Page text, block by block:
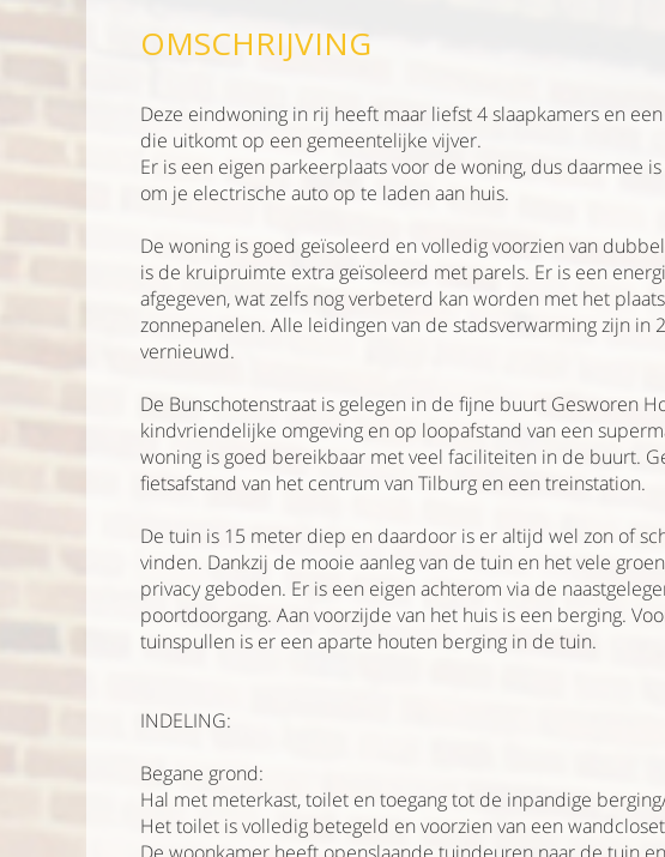
OMSCHRIJVING
Deze eindwoning in rij heeft maar liefst 4 slaapkamers en
die uitkomt op een gemeentelijke vijver.
Er is een eigen parkeerplaats voor de woning, dus daarmee
om je electrische auto op te laden aan huis.
De woning is goed geïsoleerd en volledig voorzien van
is de kruipruimte extra geïsoleerd met parels. Er is een
afgegeven, wat zelfs nog verbeterd kan worden met het
zonnepanelen. Alle leidingen van de stadsverwarming zijn in
vernieuwd.
De Bunschotenstraat is gelegen in de fijne buurt Gesworen
kindvriendelijke omgeving en op loopafstand van een
woning is goed bereikbaar met veel faciliteiten in de buurt.
fietsafstand van het centrum van Tilburg en een treinstation.
De tuin is 15 meter diep en daardoor is er altijd wel zon of
vinden. Dankzij de mooie aanleg van de tuin en het vele
privacy geboden. Er is een eigen achterom via de
poortdoorgang. Aan voorzijde van het huis is een berging.
tuinspullen is er een aparte houten berging in de tuin.
INDELING:
Begane grond:
Hal met meterkast, toilet en toegang tot de inpandige
Het toilet is volledig betegeld en voorzien van een